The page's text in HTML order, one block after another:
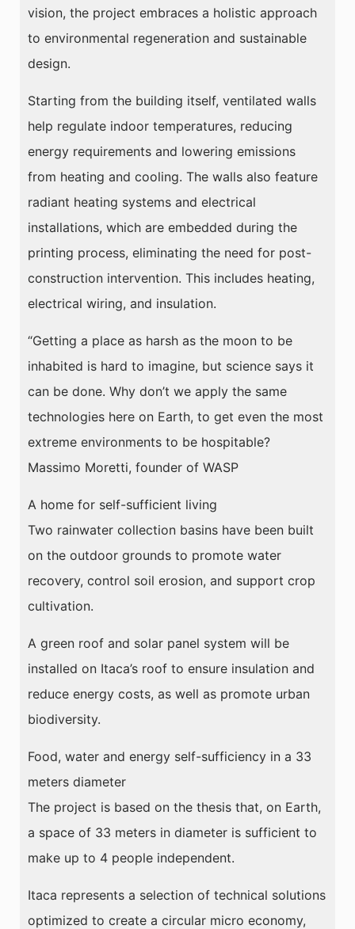
vision, the project embraces a holistic approach
to environmental regeneration and sustainable
design.
Starting from the building itself, ventilated walls
help regulate indoor temperatures, reducing
energy requirements and lowering emissions
from heating and cooling. The walls also feature
radiant heating systems and electrical
installations, which are embedded during the
printing process, eliminating the need for post-
construction intervention. This includes heating,
electrical wiring, and insulation.
“Getting a place as harsh as the moon to be
inhabited is hard to imagine, but science says it
can be done. Why don’t we apply the same
technologies here on Earth, to get even the most
extreme environments to be hospitable?
Massimo Moretti, founder of WASP
A home for self-sufficient living
Two rainwater collection basins have been built
on the outdoor grounds to promote water
recovery, control soil erosion, and support crop
cultivation.
A green roof and solar panel system will be
installed on Itaca’s roof to ensure insulation and
reduce energy costs, as well as promote urban
biodiversity.
Food, water and energy self-sufficiency in a 33
meters diameter
The project is based on the thesis that, on Earth,
a space of 33 meters in diameter is sufficient to
make up to 4 people independent.
Itaca represents a selection of technical solutions
optimized to create a circular micro economy,